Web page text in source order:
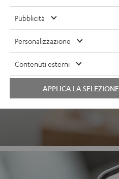
tutto in uno.
Pubblicità
Personalizzazione
Contenuti esterni
APPLICA LA SELEZIONE